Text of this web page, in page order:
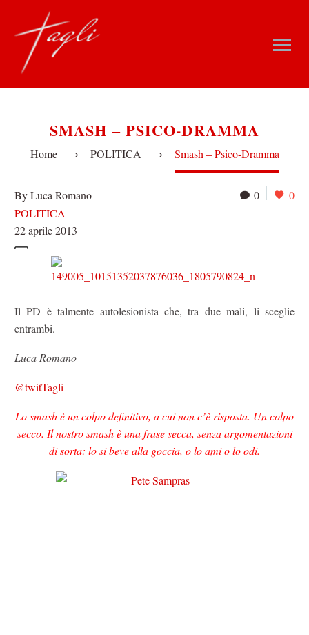
SMASH – PSICO-DRAMMA
Home POLITICA Smash – Psico-Dramma
0 0
By Luca Romano
POLITICA
22 aprile 2013
Il PD è talmente autolesionista che, tra due mali, li sceglie
entrambi.
Luca Romano
@twitTagli
Lo smash è un colpo definitivo, a cui non c’è risposta. Un colpo
secco. Il nostro smash è una frase secca, senza argomentazioni
di sorta: lo si beve alla goccia, o lo ami o lo odi.